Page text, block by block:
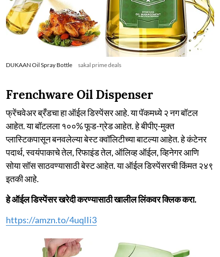
DUKAAN Oil Spray Bottle sakal prime deals
Frenchware Oil Dispenser
फ्रेंचवेअर ब्रँडचा हा ऑईल डिस्पेंसर आहे. या पॅकमध्ये २ नग बॉटल
आहेत. या बॉटलला १००% फूड-ग्रेड आहेत. हे बीपीए-मुक्त
प्लास्टिकपासून बनवलेल्या बेस्ट क्वॉलिटीच्या बाटल्या आहेत. हे कंटेनर
पदार्थ, स्वयंपाकाचे तेल, रिफाइंड तेल, ऑलिव्ह ऑईल, व्हिनेगर आणि
सोया सॉस साठवण्यासाठी बेस्ट आहेत. या ऑईल डिस्पेंसरची किंमत २४९
इतकी आहे.
हे ऑईल डिस्पेंसर खरेदी करण्यासाठी खालील लिंकवर क्लिक करा.
https://amzn.to/4uqlIi3